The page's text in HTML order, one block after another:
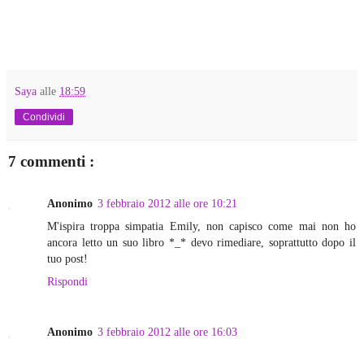
Saya alle 18:59
Condividi
7 commenti :
Anonimo 3 febbraio 2012 alle ore 10:21
M'ispira troppa simpatia Emily, non capisco come mai non ho
ancora letto un suo libro *_* devo rimediare, soprattutto dopo il
tuo post!
Rispondi
Anonimo 3 febbraio 2012 alle ore 16:03